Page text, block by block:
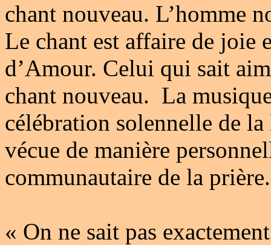
chant nouveau. L’homme
Le chant est affaire de joie
d’Amour. Celui qui sait
chant nouveau. La
célébration solennelle de
vécue de manière
communautaire de la prière.
« On ne sait pas